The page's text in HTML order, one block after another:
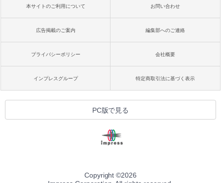
本サイトのご利用について お問い合わせ
広告掲載のご案内 編集部へのご連絡
プライバシーポリシー 会社概要
インプレスグループ 特定商取引法に基づく表示
PC版で見る
Copyright ©2026